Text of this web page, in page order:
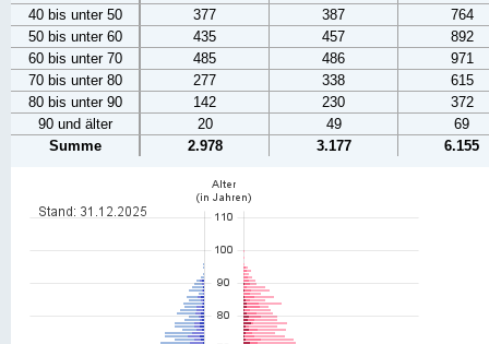
40 bis unter 50
377 387
764
50 bis unter 60
435 457
892
60 bis unter 70
485 486
971
70 bis unter 80
277 338
615
80 bis unter 90
142 230
372
90 und älter
20 49
69
Summe
2.978 3.177 6.155